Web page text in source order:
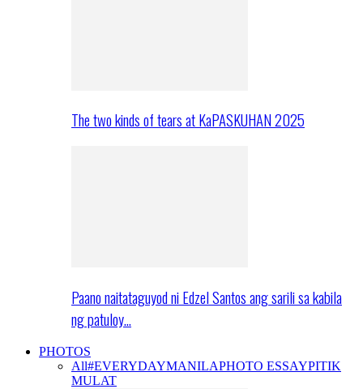
The two kinds of tears at KaPASKUHAN 2025
Paano naitataguyod ni Edzel Santos ang sarili sa kabila
ng patuloy…
PHOTOS
All#EVERYDAYMANILAPHOTO ESSAYPITIK
MULAT